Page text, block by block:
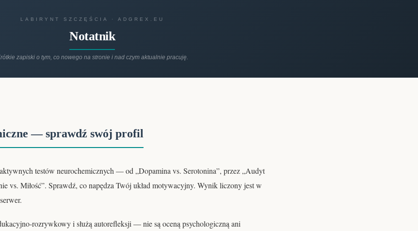
LABIRYNT SZCZĘŚCIA · ADGREX.EU
Notatnik
zapiski o tym, co nowego na stronie i nad czym aktualnie pracuję.
— sprawdź swój profil
testów neurochemicznych — od „Dopamina vs. Serotonina”, przez „Audyt
vs. Miłość”. Sprawdź, co napędza Twój układ motywacyjny. Wynik liczony jest w
rozrywkowy i służą autorefleksji — nie są oceną psychologiczną ani